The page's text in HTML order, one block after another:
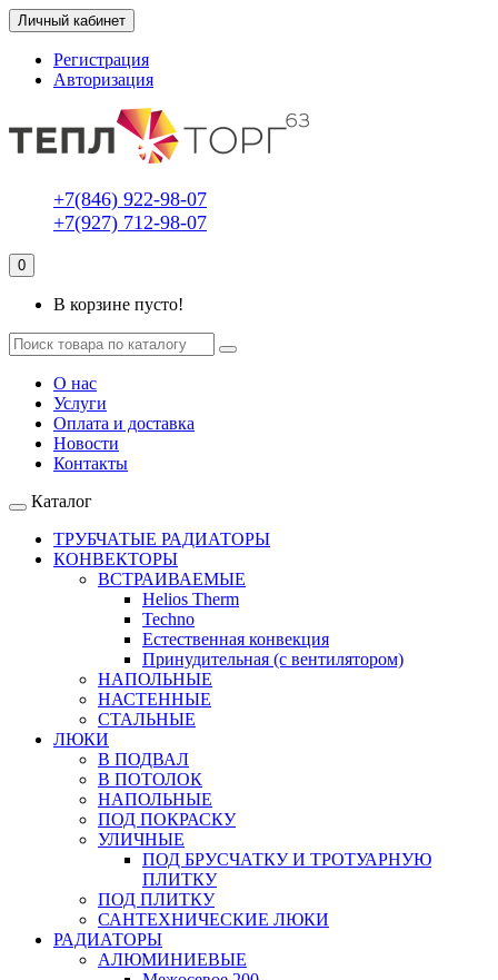
Личный кабинет
Регистрация
Авторизация
+7(846) 922-98-07
+7(927) 712-98-07
0
В корзине пусто!
О нас
Услуги
Оплата и доставка
Новости
Контакты
Каталог
ТРУБЧАТЫЕ РАДИАТОРЫ
КОНВЕКТОРЫ
ВСТРАИВАЕМЫЕ
Helios Therm
Techno
Естественная конвекция
Принудительная (с вентилятором)
НАПОЛЬНЫЕ
НАСТЕННЫЕ
СТАЛЬНЫЕ
ЛЮКИ
В ПОДВАЛ
В ПОТОЛОК
НАПОЛЬНЫЕ
ПОД ПОКРАСКУ
УЛИЧНЫЕ
ПОД БРУСЧАТКУ И ТРОТУАРНУЮ
ПЛИТКУ
ПОД ПЛИТКУ
САНТЕХНИЧЕСКИЕ ЛЮКИ
РАДИАТОРЫ
АЛЮМИНИЕВЫЕ